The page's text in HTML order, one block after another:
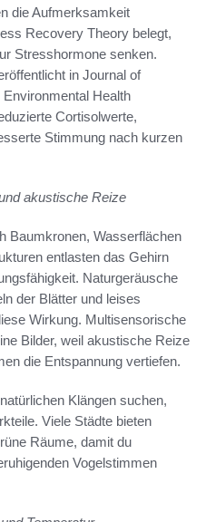
die Aufmerksamkeit
Recovery Theory belegt,
Stresshormone senken.
in Journal of
Health
Cortisolwerte,
Stimmung nach kurzen
akustische Reize
Baumkronen, Wasserflächen
entlasten das Gehirn
Naturgeräusche
der Blätter und leises
Wirkung. Multisensorische
Bilder, weil akustische Reize
die Entspannung vertiefen.
Klängen suchen,
Viele Städte bieten
Räume, damit du
Vogelstimmen